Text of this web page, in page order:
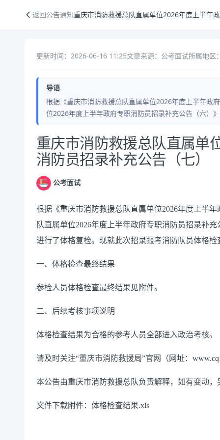
返回公告通知重庆市消防救援总队直属单位2026年度上半年
更新时间：2026-06-16 11:25文章来源：公考面试所属地区
导语
根据《重庆市消防救援总队直属单位2026年度上半年政
位2026年度上半年政府专职消防员招录补充公告（六）
公告正文
重庆市消防救援总队直属单
消防员招录补充公告（七）
公考面试
根据《重庆市消防救援总队直属单位2026年度上半
队直属单位2026年度上半年政府专职消防员招录补
进行了体格复检。现就此次招录报考消防队员体格
一、体格检查最终结果
参检人员体格检查最终结果见附件。
二、后续考核事项说明
体格检查结果为合格的参考人员全部进入政治考核。
请及时关注“重庆市消防救援局”官网（网址：
本公告由重庆市消防救援总队负责解释，如有变动，
文件下载附件：体格检查结果.xls